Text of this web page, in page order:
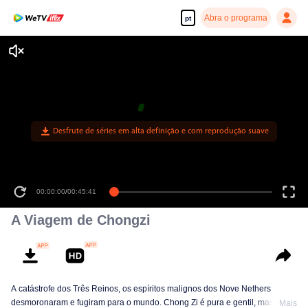
pt Abra o programa
Desfrute de séries em alta definição e com reprodução suave
00:00:00/00:45:41
A Viagem de Chongzi
A catástrofe dos Três Reinos, os espíritos malignos dos Nove Nethers
desmoronaram e fugiram para o mundo. Chong Zi é pura e gentil, mas ela é
Mais